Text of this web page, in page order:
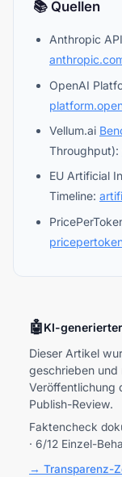
📚 Quellen
Anthropic
OpenAI
Vellum.ai
Throughput):
EU Artificial
Timeline:
🤖KI-
Dieser Artikel
geschrieben
Veröffentlichung
Publish-Review.
Faktencheck
· 6/12 Einzel-
→ Transparenz-